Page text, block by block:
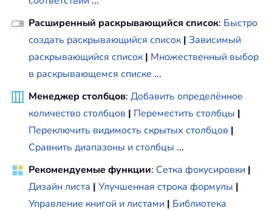
Расширенный раскрывающийся список: Быстро
создать раскрывающийся список | Зависимый
раскрывающийся список | Множественный выбор
в раскрывающемся списке ...
Менеджер столбцов: Добавить определённое
количество столбцов | Переместить столбцы |
Переключить видимость скрытых столбцов |
Сравнить диапазоны и столбцы ...
Рекомендуемые функции: Сетка фокусировки |
Дизайн листа | Улучшенная строка формулы |
Управление книгой и листами | Библиотека